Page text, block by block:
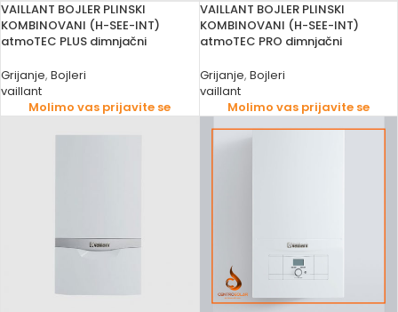
VAILLANT BOJLER PLINSKI
KOMBINOVANI (H-SEE-INT)
atmoTEC PLUS dimnjačni
Grijanje, Bojleri
vaillant
Molimo vas prijavite se
VAILLANT BOJLER PLINSKI
KOMBINOVANI (H-SEE-INT)
atmoTEC PRO dimnjačni
Grijanje, Bojleri
vaillant
Molimo vas prijavite se